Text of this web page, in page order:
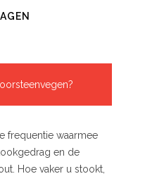
frequentie waarmee
en de
Hoe vaker u stookt,